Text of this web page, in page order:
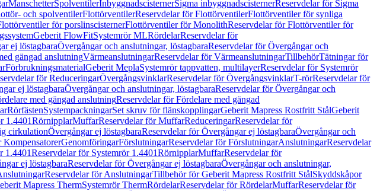
ManschetterSpolventilerInbyggnadscisternerSigma inbyggnadscisternerReservdelar för Sigma
och spolventilerFlottörventilerReservdelar för FlottörventilerFlottörventiler för synliga
för porslinscisternerFlottörventiler för MonolithReservdelar för Flottörventiler för
Geberit FlowFitSystemrör MLRördelarReservdelar för
ej löstagbaraÖvergångar och anslutningar, löstagbaraReservdelar för Övergångar och
gängad anslutningVärmeanslutningarReservdelar för VärmeanslutningarTillbehörTätningar för
FörbrukningsmaterialGeberit MeplaSystemrör tappvatten, multilayerReservdelar för Systemrör
för ReduceringarÖvergångsvinklarReservdelar för ÖvergångsvinklarT-rörReservdelar för
ej löstagbaraÖvergångar och anslutningar, löstagbaraReservdelar för Övergångar och
med gängad anslutningReservdelar för Fördelare med gängad
RörfästenSystempackningarSet skruv för flänskopplingarGeberit Mapress Rostfritt StålGeberit
1.4401RörnipplarMuffarReservdelar för MuffarReduceringarReservdelar för
cirkulationÖvergångar ej löstagbaraReservdelar för Övergångar ej löstagbaraÖvergångar och
KompensatorerGenomföringarFörslutningarReservdelar för FörslutningarAnslutningarReservdelar
1.4401Reservdelar för Systemrör 1.4401RörnipplarMuffarReservdelar för
ej löstagbaraReservdelar för Övergångar ej löstagbaraÖvergångar och anslutningar,
Reservdelar för AnslutningarTillbehör för Geberit Mapress Rostfritt StålSkyddskåpor
Mapress ThermSystemrör ThermRördelarReservdelar för RördelarMuffarReservdelar för